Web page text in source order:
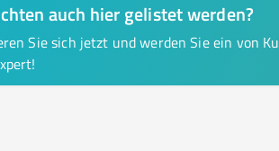
auch hier gelistet werden?
Sie sich jetzt und werden Sie ein von